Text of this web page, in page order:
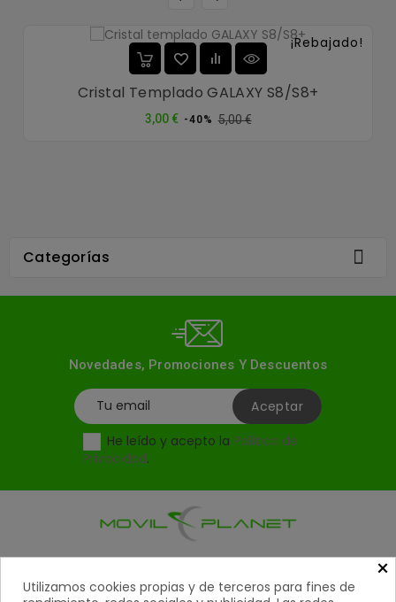
¡Rebajado!
Cristal Templado GALAXY S8/S8+
3,00 € Precio
-40% 5,00 €Precio
Categorías 
Novedades, Promociones Y Descuentos
He leído y acepto la Política de
Privacidad.
×
Utilizamos cookies propias y de terceros para fines de